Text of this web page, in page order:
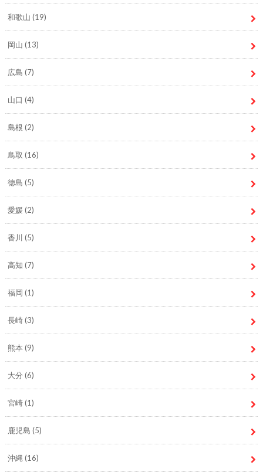
和歌山 (19)
岡山 (13)
広島 (7)
山口 (4)
島根 (2)
鳥取 (16)
徳島 (5)
愛媛(2)
香川 (5)
高知 (7)
福岡 (1)
長崎(3)
熊本 (9)
大分 (6)
宮崎(1)
鹿児島 (5)
沖縄 (16)